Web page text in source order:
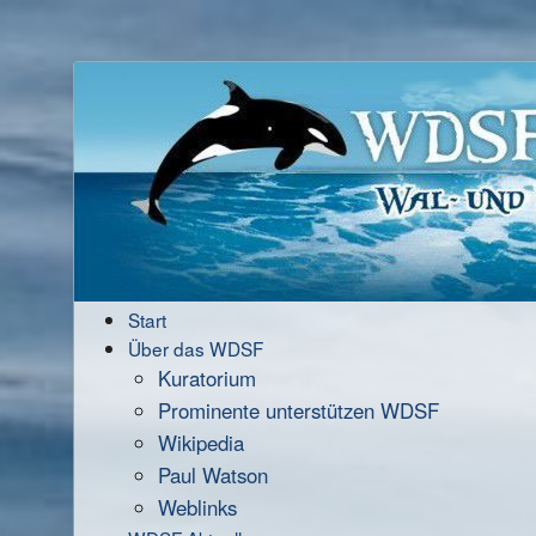
Start
Über das WDSF
Kuratorium
Prominente unterstützen WDSF
Wikipedia
Paul Watson
Weblinks